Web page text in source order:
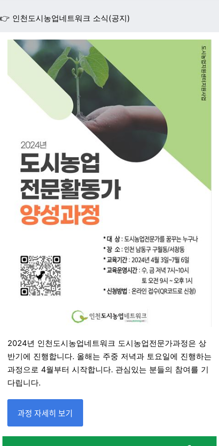
👉 인천도시농업네트워크 소식(공지)
2024년 인천도시농업네트워크 도시농업전문가과정은 상
반기에 진행합니다. 올해는 주중 저녁과 토요일에 진행하는
과정으로 4월부터 시작합니다. 관심있는 분들의 참여를 기
다립니다.
과정 자세히 보기